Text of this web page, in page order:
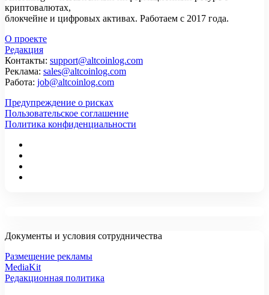
криптовалютах,
блокчейне и цифровых активах. Работаем с 2017 года.
О проекте
Редакция
Контакты: support@altcoinlog.com
Реклама: sales@altcoinlog.com
Работа: job@altcoinlog.com
Предупреждение о рисках
Пользовательское соглашение
Политика конфиденциальности
Документы и условия сотрудничества
Размещение рекламы
MediaKit
Редакционная политика